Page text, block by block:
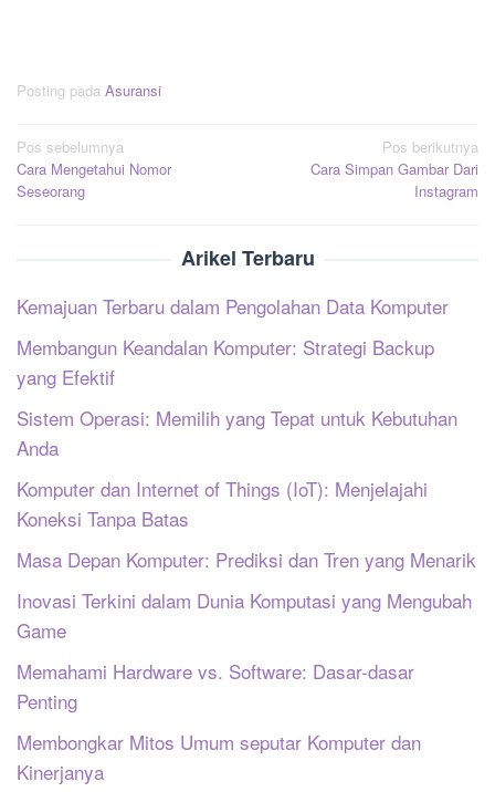
Posting pada Asuransi
Navigasi
pos
Pos sebelumnya
Cara Mengetahui Nomor
Seseorang
Pos berikutnya
Cara Simpan Gambar Dari
Instagram
Arikel Terbaru
Kemajuan Terbaru dalam Pengolahan Data Komputer
Membangun Keandalan Komputer: Strategi Backup
yang Efektif
Sistem Operasi: Memilih yang Tepat untuk Kebutuhan
Anda
Komputer dan Internet of Things (IoT): Menjelajahi
Koneksi Tanpa Batas
Masa Depan Komputer: Prediksi dan Tren yang Menarik
Inovasi Terkini dalam Dunia Komputasi yang Mengubah
Game
Memahami Hardware vs. Software: Dasar-dasar
Penting
Membongkar Mitos Umum seputar Komputer dan
Kinerjanya